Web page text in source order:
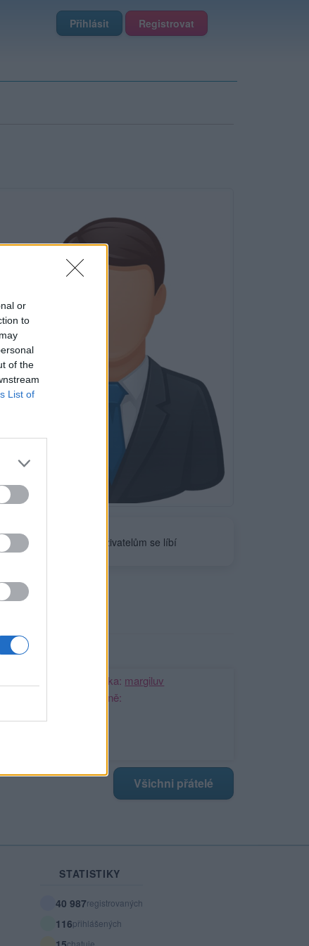
or
to
of the
List of
Přihlásit Registrovat
Neověřeno
uživatelům se líbí
nejnovější přátelé
Kamarádka: margiluv
Říká o mně:
Všichni přátelé
STATISTIKY
40 987registrovaných
116přihlášených